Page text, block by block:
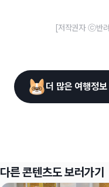
[저작권자 ⓒ반
더 많은 여행정
다른 콘텐츠도 보러가기